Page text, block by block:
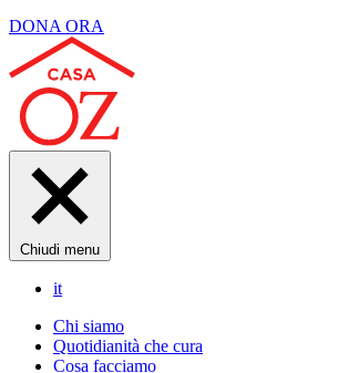
DONA ORA
Chiudi menu
it
Chi siamo
Quotidianità che cura
Cosa facciamo